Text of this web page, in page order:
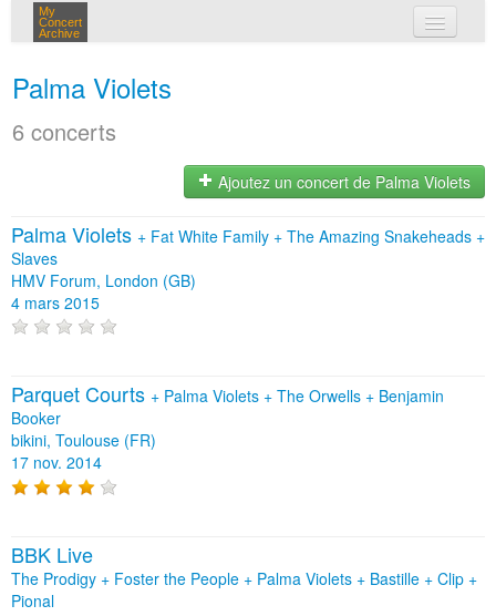
My
Concert
Archive
Palma Violets
6 concerts
Ajoutez un concert de Palma Violets
Palma Violets + Fat White Family + The Amazing Snakeheads +
Slaves
HMV Forum, London (GB)
4 mars 2015
Parquet Courts + Palma Violets + The Orwells + Benjamin
Booker
bikini, Toulouse (FR)
17 nov. 2014
BBK Live
The Prodigy + Foster the People + Palma Violets + Bastille + Clip +
Pional